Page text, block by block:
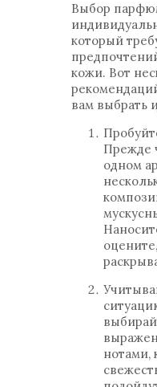
Выбор
который
кожи. Вот
вам выбрать
Прежде
одном
нотами,